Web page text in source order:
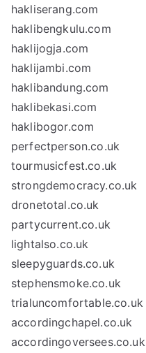
hakliserang.com
haklibengkulu.com
haklijogja.com
haklijambi.com
haklibandung.com
haklibekasi.com
haklibogor.com
perfectperson.co.uk
tourmusicfest.co.uk
strongdemocracy.co.uk
dronetotal.co.uk
partycurrent.co.uk
lightalso.co.uk
sleepyguards.co.uk
stephensmoke.co.uk
trialuncomfortable.co.uk
accordingchapel.co.uk
accordingoversees.co.uk